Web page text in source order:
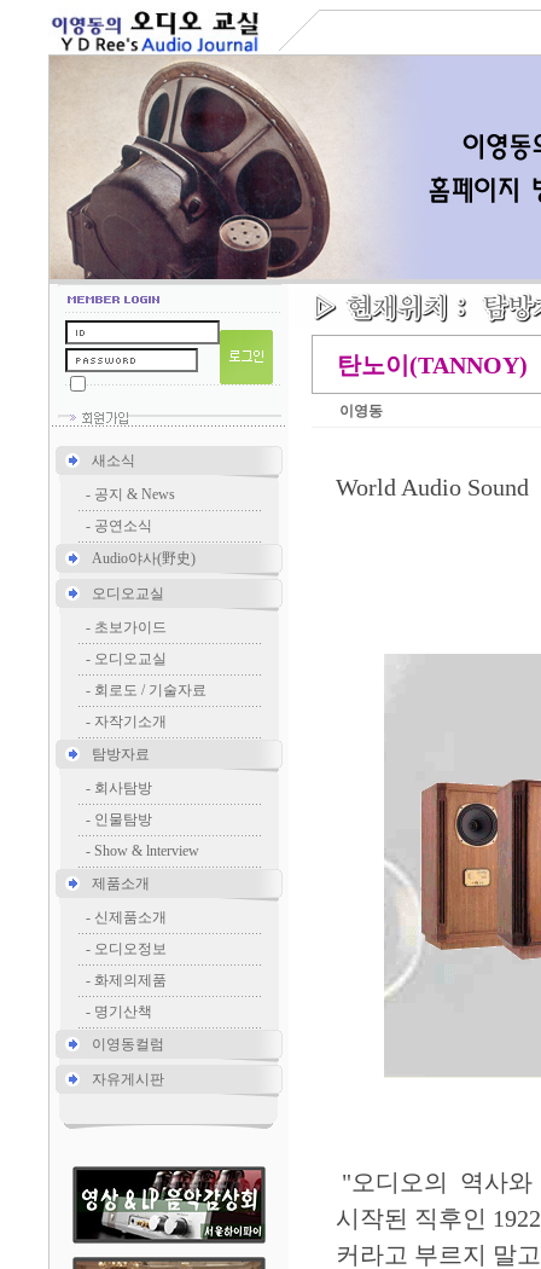
새소식
- 공지 & News
- 공연소식
Audio야사(野史)
오디오교실
- 초보가이드
- 오디오교실
- 회로도 / 기술자료
- 자작기소개
탐방자료
- 회사탐방
- 인물탐방
- Show & lnterview
제품소개
- 신제품소개
- 오디오정보
- 화제의제품
- 명기산책
이영동컬럼
자유게시판
탄노이(TANNOY)
이영동
World Audio Sound
"오디오의 역사와
시작된 직후인
커라고 부르지 말